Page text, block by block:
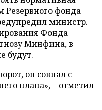
Резервного фонда
министр.
Фонда
Минфина, в
будут.
он совпал с
плана», – отметил